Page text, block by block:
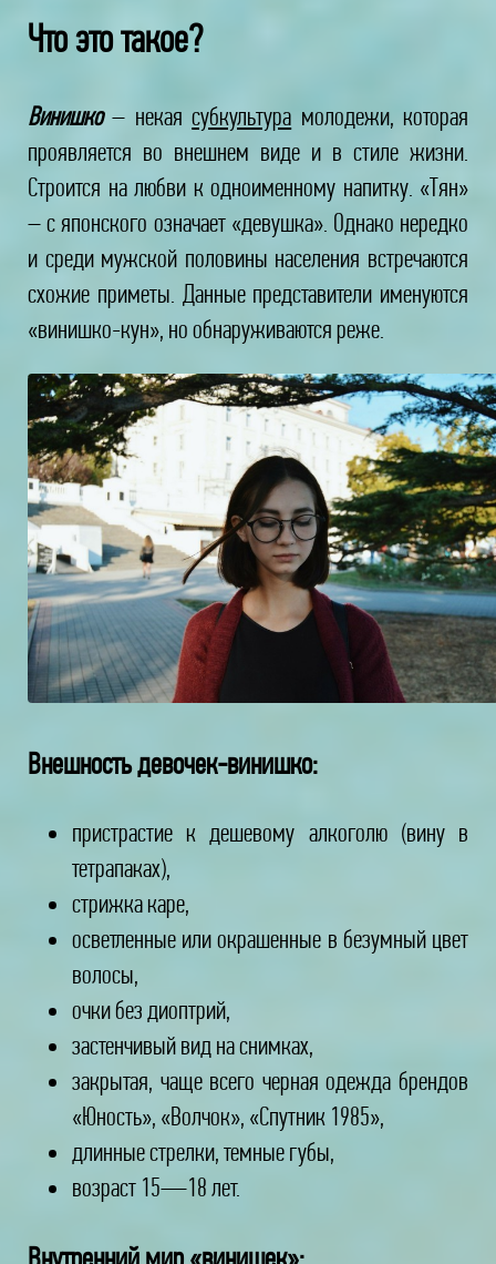
Что это такое?
Винишко– некаясубкультура молодежи, которая
проявляется во внешнем виде и в стиле жизни.
Строится на любви к одноименному напитку. «Тян»
– с японского означает «девушка». Однако нередко
и среди мужской половины населения встречаются
схожие приметы. Данные представители именуются
«винишко-кун», но обнаруживаются реже.
Внешность девочек-винишко:
пристрастие к дешевому алкоголю (вину в
тетрапаках),
стрижка каре,
осветленные или окрашенные в безумный цвет
волосы,
очки без диоптрий,
застенчивый вид на снимках,
закрытая, чаще всего черная одежда брендов
«Юность», «Волчок», «Спутник 1985»,
длинные стрелки, темные губы,
возраст 15—18 лет.